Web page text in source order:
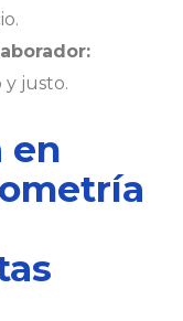
y justo.
en